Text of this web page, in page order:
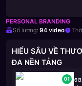
PERSONAL BRANDING
Số lượng: 94 video
HIỂU SÂU VỀ
ĐA NỀN TẢNG
01
6